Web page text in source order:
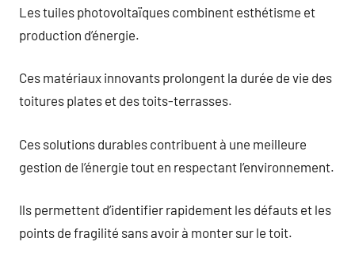
Les tuiles photovoltaïques combinent esthétisme et
production d’énergie.
Ces matériaux innovants prolongent la durée de vie des
toitures plates et des toits-terrasses.
Ces solutions durables contribuent à une meilleure
gestion de l’énergie tout en respectant l’environnement.
Ils permettent d’identifier rapidement les défauts et les
points de fragilité sans avoir à monter sur le toit.